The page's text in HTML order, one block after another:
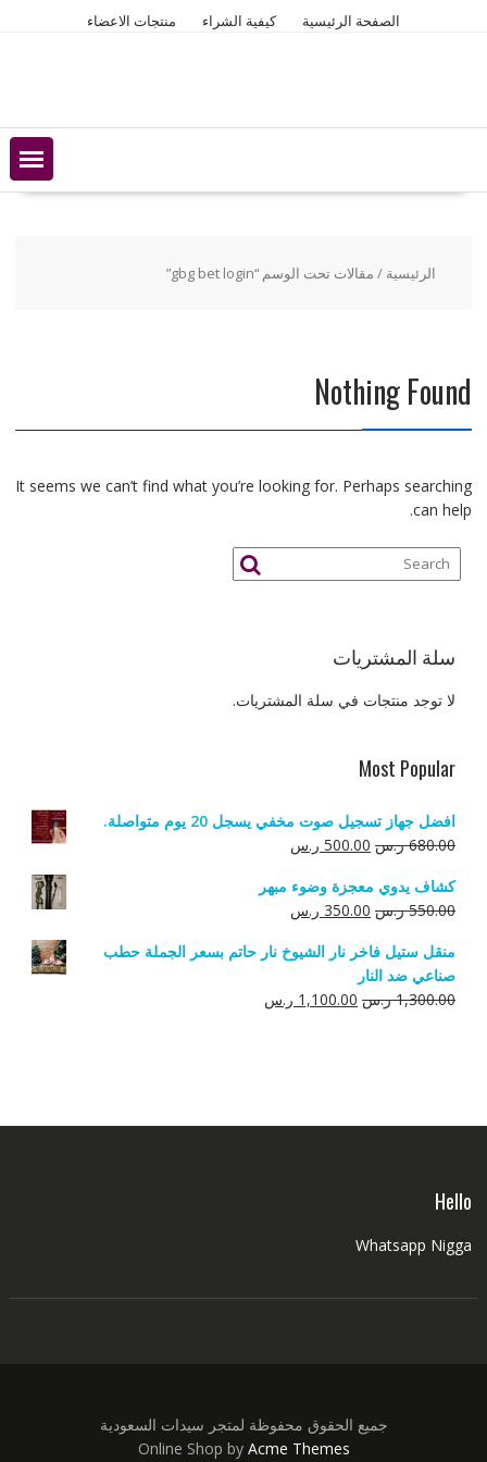
الصفحة الرئيسية كيفية الشراء منتجات الاعضاء
الرئيسية / مقالات تحت الوسم “gbg bet login”
Nothing Found
It seems we can’t find what you’re looking for. Perhaps searching
can help.
سلة المشتريات
لا توجد منتجات في سلة المشتريات.
Most Popular
افضل جهاز تسجيل صوت مخفي يسجل 20 يوم متواصلة.
680.00 ر.س السعر
هو:
680.00 ر.س.
500.00 ر.سالسعر
هو:
500.00 ر.س.
كشاف يدوي معجزة وضوء مبهر
550.00 ر.س السعر
هو:
550.00 ر.س.
350.00 ر.سالسعر
هو:
منقل ستيل فاخر نار الشيوخ نار حاتم بسعر الجملة حطب
صناعي ضد النار
1,300.00 ر.س السعر
1,100.00 ر.سالسعر
Hello
Whatsapp Nigga
جميع الحقوق محفوظة لمتجر سيدات السعودية
Online Shop by Acme Themes